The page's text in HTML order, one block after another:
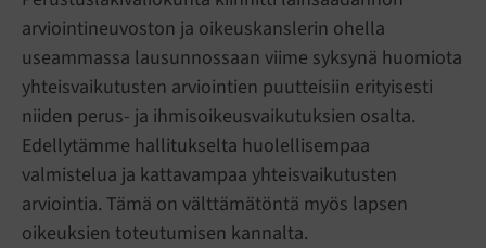
arviointineuvoston ja oikeuskanslerin ohella
useammassa lausunnossaan viime syksynä huomiota
yhteisvaikutusten arviointien puutteisiin erityisesti
niiden perus- ja ihmisoikeusvaikutuksien osalta.
Edellytämme hallitukselta huolellisempaa
valmistelua ja kattavampaa yhteisvaikutusten
arviointia. Tämä on välttämätöntä myös lapsen
oikeuksien toteutumisen kannalta.